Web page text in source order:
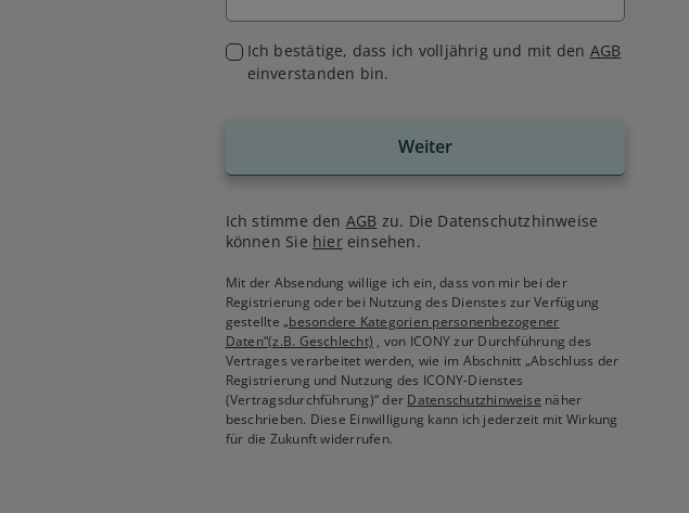
Ich bestätige, dass ich volljährig und mit den AGB
einverstanden bin.
Weiter
Ich stimme den AGB zu. Die Datenschutzhinweise
können Sie hiereinsehen.
Mit der Absendung willige ich ein, dass von mir bei der
Registrierung oder bei Nutzung des Dienstes zur Verfügung
gestellte„besondere Kategorien personenbezogener
Daten“(z.B. Geschlecht) , von ICONY zur Durchführung des
Vertrages verarbeitet werden, wie im Abschnitt „Abschluss der
Registrierung und Nutzung des ICONY-Dienstes
(Vertragsdurchführung)“ der Datenschutzhinweise näher
beschrieben. Diese Einwilligung kann ich jederzeit mit Wirkung
für die Zukunft widerrufen.